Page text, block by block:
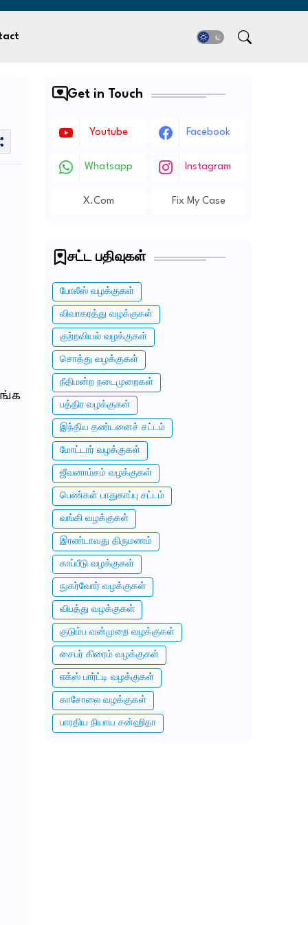
Get in Touch
Youtube Facebook
Whatsapp Instagram
X.com Fix My Case
சட்ட பதிவுகள்
போலீஸ் வழக்குகள்
விவாகரத்து வழக்குகள்
குற்றவியல் வழக்குகள்
சொத்து வழக்குகள்
நீதிமன்ற நடைமுறைகள்
பத்திர வழக்குகள்
இந்திய தண்டனைச் சட்டம்
மோட்டார் வழக்குகள்
ஜீவனாம்சம் வழக்குகள்
பெண்கள் பாதுகாப்பு சட்டம்
வங்கி வழக்குகள்
இரண்டாவது திருமணம்
காப்பீடு வழக்குகள்
நுகர்வோர் வழக்குகள்
விபத்து வழக்குகள்
குடும்ப வன்முறை வழக்குகள்
சைபர் கிரைம் வழக்குகள்
எக்ஸ் பார்ட்டி வழக்குகள்
காசோலை வழக்குகள்
பாரதிய நியாய சன்ஹிதா